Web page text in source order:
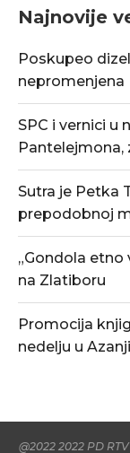
Najnovije
Poskupeo
nepromenjena
SPC i vernici u
Sutra je Petka
prepodobnoj
„Gondola etno
na Zlatiboru
Promocija
nedelju u Azanji
@2022 2022 PD